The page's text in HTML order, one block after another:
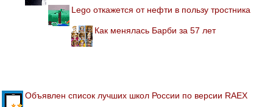
Lego откажется от нефти в пользу тростника
Как менялась Барби за 57 лет
Объявлен список лучших школ России по версии RAEX